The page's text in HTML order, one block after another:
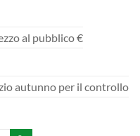
al pubblico €
autunno per il controllo